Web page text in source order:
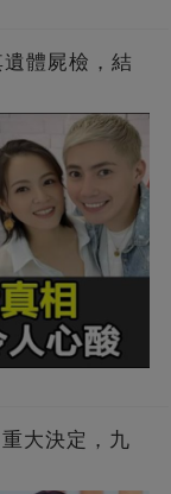
體屍檢，結
大決定，九